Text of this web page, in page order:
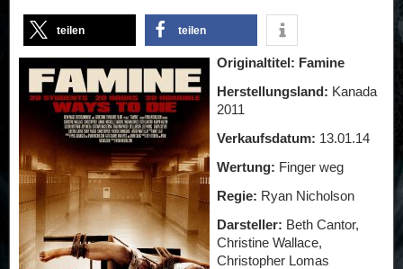
teilen teilen
Originaltitel: Famine
Herstellungsland: Kanada
2011
Verkaufsdatum: 13.01.14
Wertung: Finger weg
Regie: Ryan Nicholson
Darsteller: Beth Cantor,
Christine Wallace,
Christopher Lomas